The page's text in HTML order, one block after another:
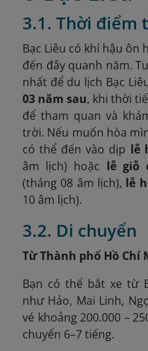
3.1. Thời điểm
Bạc Liêu có khí hậu ôn
đến đây quanh năm.
nhất để du lịch Bạc
03 năm sau, khi thời
để tham quan và
trời. Nếu muốn hòa
có thể đến vào dịp lễ
âm lịch) hoặc lễ giỗ
(tháng 08 âm lịch), lễ
10 âm lịch).
3.2. Di chuyển
Từ Thành phố Hồ Chí
Bạn có thể bắt xe từ
như Hảo, Mai Linh,
vé khoảng 200.000 –
chuyển 6–7 tiếng.